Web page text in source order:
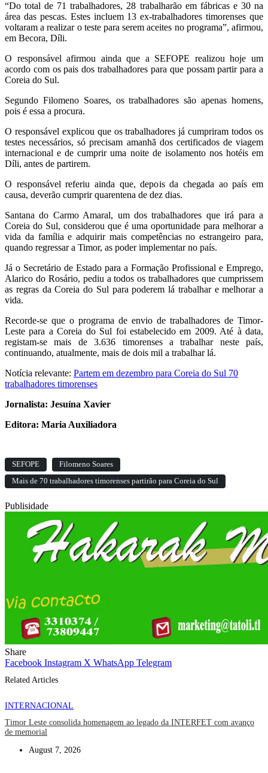
“Do total de 71 trabalhadores, 28 trabalharão em fábricas e 30 na
área das pescas. Estes incluem 13 ex-trabalhadores timorenses que
voltaram a realizar o teste para serem aceites no programa”, afirmou,
em Becora, Díli.
O responsável afirmou ainda que a SEFOPE realizou hoje um
acordo com os pais dos trabalhadores para que possam partir para a
Coreia do Sul.
Segundo Filomeno Soares, os trabalhadores são apenas homens,
pois é essa a procura.
O responsável explicou que os trabalhadores já cumpriram todos os
testes necessários, só precisam amanhã dos certificados de viagem
internacional e de cumprir uma noite de isolamento nos hotéis em
Díli, antes de partirem.
O responsável referiu ainda que, depois da chegada ao país em
causa, deverão cumprir quarentena de dez dias.
Santana do Carmo Amaral, um dos trabalhadores que irá para a
Coreia do Sul, considerou que é uma oportunidade para melhorar a
vida da família e adquirir mais competências no estrangeiro para,
quando regressar a Timor, as poder implementar no país.
Já o Secretário de Estado para a Formação Profissional e Emprego,
Alarico do Rosário, pediu a todos os trabalhadores que cumprissem
as regras da Coreia do Sul para poderem lá trabalhar e melhorar a
vida.
Recorde-se que o programa de envio de trabalhadores de Timor-
Leste para a Coreia do Sul foi estabelecido em 2009. Até à data,
registam-se mais de 3.636 timorenses a trabalhar neste país,
continuando, atualmente, mais de dois mil a trabalhar lá.
Notícia relevante: Partem em dezembro para Coreia do Sul 70
trabalhadores timorenses
Jornalista: Jesuína Xavier
Editora: Maria Auxiliadora
SEFOPE
Filomeno Soares
Mais de 70 trabalhadores timorenses partirão para Coreia do Sul
Publisidade
Share
Facebook Instagram X WhatsApp Telegram
Related Articles
INTERNACIONAL
Timor Leste consolida homenagem ao legado da INTERFET com avanço
de memorial
August 7, 2026